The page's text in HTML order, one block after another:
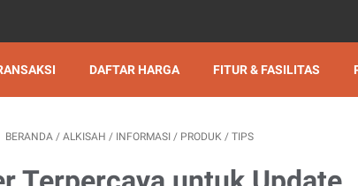
DAFTAR HARGA FITUR & FASILITAS
BERANDA / ALKISAH / INFORMASI / PRODUK / TIPS